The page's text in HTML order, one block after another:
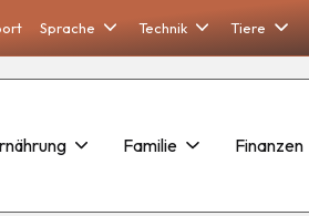
Sprache Technik Tiere
Familie Finanzen